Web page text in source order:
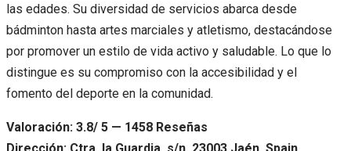
las edades. Su diversidad de servicios abarca desde
bádminton hasta artes marciales y atletismo, destacándose
por promover un estilo de vida activo y saludable. Lo que lo
distingue es su compromiso con la accesibilidad y el
fomento del deporte en la comunidad.
Valoración: 3.8/ 5 — 1458 Reseñas